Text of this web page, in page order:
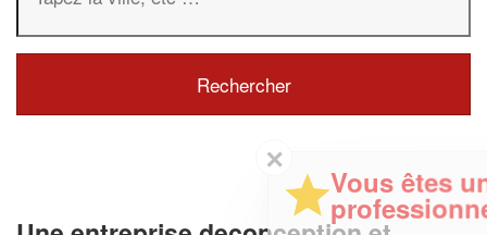
Vous êtes un
professionnel ?